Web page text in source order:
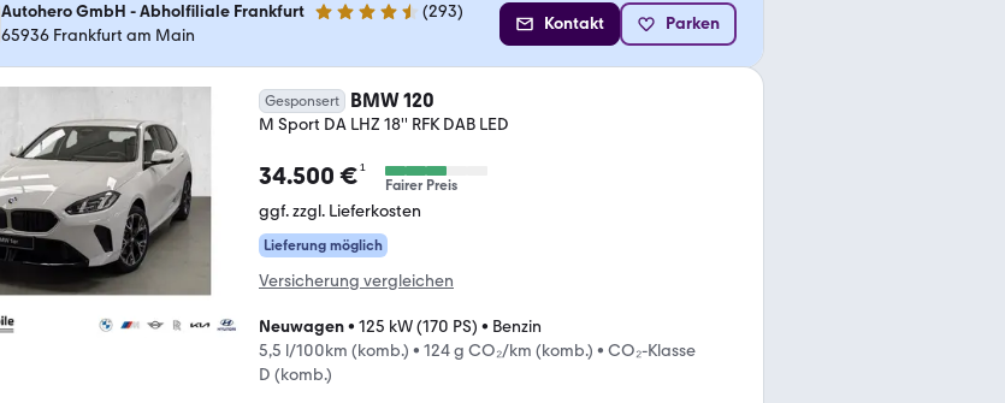
Autohero GmbH - Abholfiliale Frankfurt 4.6 Sterne (293)
65936 Frankfurt am Main
Kontakt Parken
Gesponsert BMW 120
M Sport DA LHZ 18'' RFK DAB LED
34.500 €¹
Fairer Preis
ggf. zzgl. Lieferkosten
Lieferung möglich
Versicherung vergleichen
Neuwagen• 125 kW (170 PS) • Benzin
5,5 l/100km (komb.) • 124 g CO₂/km (komb.) • CO₂-Klasse
D (komb.)